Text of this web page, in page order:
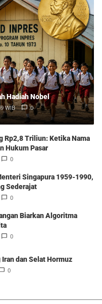
Hadiah Nobel
WIB 0
Rp2,8 Triliun: Ketika Nama
Hukum Pasar
0
Sederajat
0
Biarkan Algoritma
0
dan Selat Hormuz
0